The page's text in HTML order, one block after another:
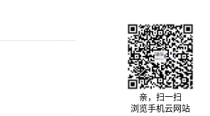
亲，扫一扫
浏览手机云网站